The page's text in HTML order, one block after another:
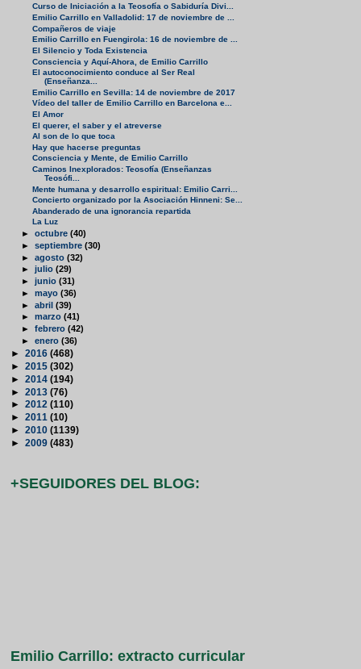
Curso de Iniciación a la Teosofía o Sabiduría Divi...
Emilio Carrillo en Valladolid: 17 de noviembre de ...
Compañeros de viaje
Emilio Carrillo en Fuengirola: 16 de noviembre de ...
El Silencio y Toda Existencia
Consciencia y Aquí-Ahora, de Emilio Carrillo
El autoconocimiento conduce al Ser Real
(Enseñanza...
Emilio Carrillo en Sevilla: 14 de noviembre de 2017
Vídeo del taller de Emilio Carrillo en Barcelona e...
El Amor
El querer, el saber y el atreverse
Al son de lo que toca
Hay que hacerse preguntas
Consciencia y Mente, de Emilio Carrillo
Caminos Inexplorados: Teosofía (Enseñanzas
Teosófi...
Mente humana y desarrollo espiritual: Emilio Carri...
Concierto organizado por la Asociación Hinneni: Se...
Abanderado de una ignorancia repartida
La Luz
►octubre(40)
►septiembre(30)
►agosto(32)
►julio(29)
►junio(31)
►mayo(36)
►abril(39)
►marzo(41)
►febrero(42)
►enero(36)
► 2016 (468)
► 2015 (302)
► 2014 (194)
► 2013 (76)
► 2012 (110)
► 2011 (10)
► 2010 (1139)
► 2009 (483)
+SEGUIDORES DEL BLOG:
Emilio Carrillo: extracto curricular